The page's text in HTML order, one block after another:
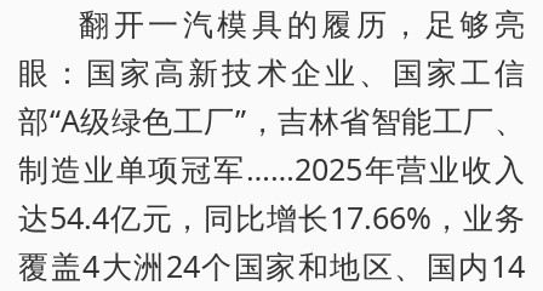
翻开一汽模具的履历，足够亮
眼：国家高新技术企业、国家工信
部“A级绿色工厂”，吉林省智能工厂、
制造业单项冠军……2025年营业收入
达54.4亿元，同比增长17.66%，业务
覆盖4大洲24个国家和地区、国内14